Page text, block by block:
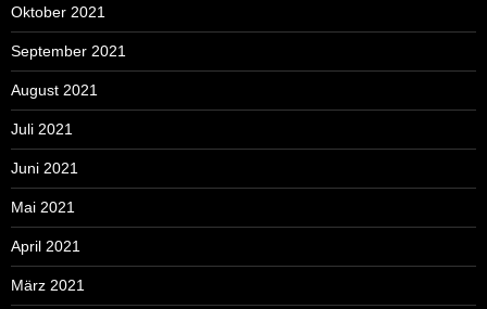
Oktober 2021
September 2021
August 2021
Juli 2021
Juni 2021
Mai 2021
April 2021
März 2021